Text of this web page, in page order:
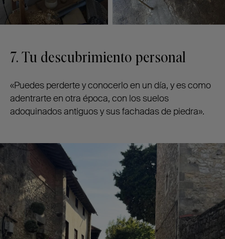
7. Tu descubrimiento personal
«Puedes perderte y conocerlo en un día, y es como
adentrarte en otra época, con los suelos
adoquinados antiguos y sus fachadas de piedra».